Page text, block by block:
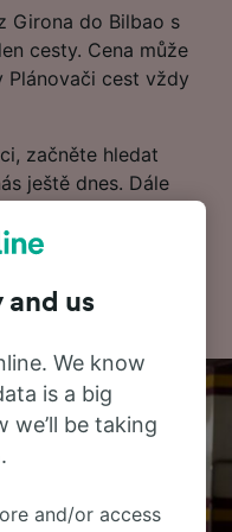
Girona do Bilbao s
cesty. Cena může
Plánovači cest vždy
začněte hledat
ještě dnes. Dále
do Bilbao
uvidíte první a
and us
We know
is a big
we’ll be taking
and/or access